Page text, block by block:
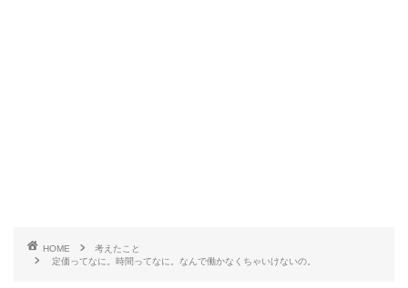
HOME
考えたこと
定価ってなに。時間ってなに。なんで働かなくちゃいけないの。